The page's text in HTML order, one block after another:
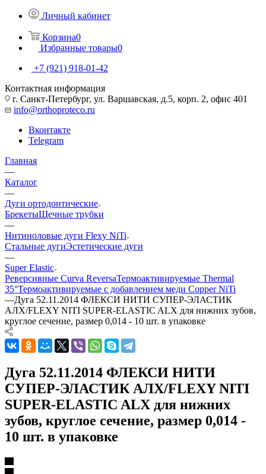
Личный кабинет
Корзина0
Избранные товары0
+7 (921) 918-01-42
Контактная информация
г. Санкт-Петербург, ул. Варшавская, д.5, корп. 2, офис 401
info@orthoproteco.ru
Вконтакте
Telegram
Главная
—
Каталог
—
Дуги ортодонтические
БрекетыЩечные трубки
—
Нитиноловые дуги Flexy NiTi
Стальные дугиЭстетические дуги
—
Super Elastic
Реверсивные Curva ReversaТермоактивируемые Thermal
35°Термоактивируемые с добавлением меди Copper NiTi
—Дуга 52.11.2014 ФЛЕКСИ НИТИ СУПЕР-ЭЛАСТИК
АЛХ/FLEXY NITI SUPER-ELASTIC ALX для нижних зубов,
круглое сечение, размер 0,014 - 10 шт. в упаковке
Дуга 52.11.2014 ФЛЕКСИ НИТИ
СУПЕР-ЭЛАСТИК АЛХ/FLEXY NITI
SUPER-ELASTIC ALX для нижних
зубов, круглое сечение, размер 0,014 -
10 шт. в упаковке